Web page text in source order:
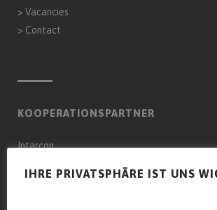
> Vacancies
> Contact
KOOPERATIONSPARTNER
Intarcon
IHRE PRIVATSPHÄRE IST UNS